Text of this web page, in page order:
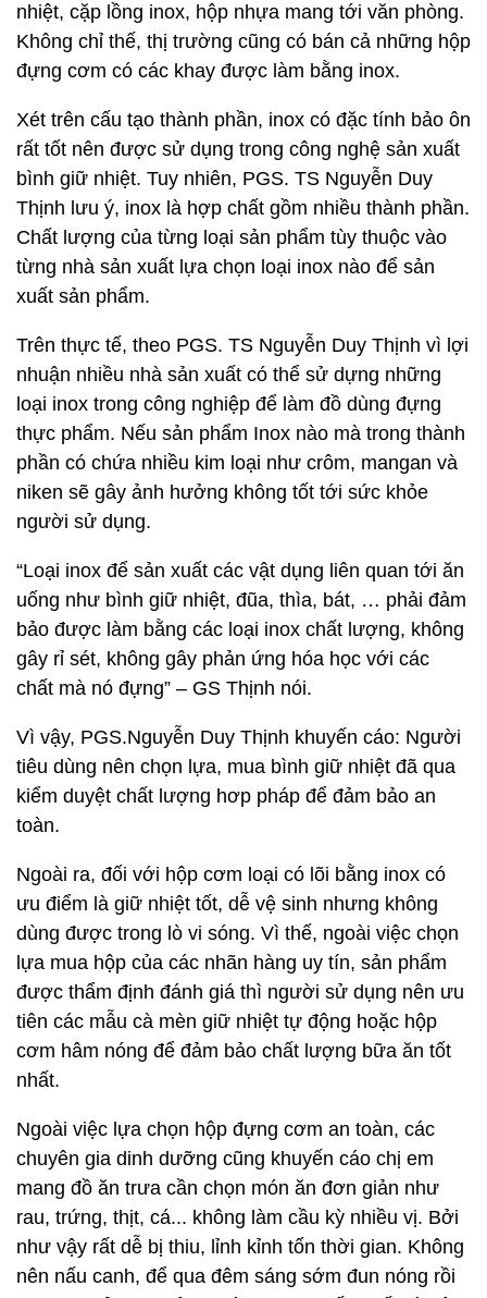
nhiệt, cặp lồng inox, hộp nhựa mang tới văn phòng.
Không chỉ thế, thị trường cũng có bán cả những hộp
đựng cơm có các khay được làm bằng inox.
Xét trên cấu tạo thành phần, inox có đặc tính bảo ôn
rất tốt nên được sử dụng trong công nghệ sản xuất
bình giữ nhiệt. Tuy nhiên, PGS. TS Nguyễn Duy
Thịnh lưu ý, inox là hợp chất gồm nhiều thành phần.
Chất lượng của từng loại sản phẩm tùy thuộc vào
từng nhà sản xuất lựa chọn loại inox nào để sản
xuất sản phẩm.
Trên thực tế, theo PGS. TS Nguyễn Duy Thịnh vì lợi
nhuận nhiều nhà sản xuất có thể sử dựng những
loại inox trong công nghiệp để làm đồ dùng đựng
thực phẩm. Nếu sản phẩm Inox nào mà trong thành
phần có chứa nhiều kim loại như crôm, mangan và
niken sẽ gây ảnh hưởng không tốt tới sức khỏe
người sử dụng.
“Loại inox để sản xuất các vật dụng liên quan tới ăn
uống như bình giữ nhiệt, đũa, thìa, bát, … phải đảm
bảo được làm bằng các loại inox chất lượng, không
gây rỉ sét, không gây phản ứng hóa học với các
chất mà nó đựng” – GS Thịnh nói.
Vì vậy, PGS.Nguyễn Duy Thịnh khuyến cáo: Người
tiêu dùng nên chọn lựa, mua bình giữ nhiệt đã qua
kiểm duyệt chất lượng hơp pháp để đảm bảo an
toàn.
Ngoài ra, đối với hộp cơm loại có lõi bằng inox có
ưu điểm là giữ nhiệt tốt, dễ vệ sinh nhưng không
dùng được trong lò vi sóng. Vì thế, ngoài việc chọn
lựa mua hộp của các nhãn hàng uy tín, sản phẩm
được thẩm định đánh giá thì người sử dụng nên ưu
tiên các mẫu cà mèn giữ nhiệt tự động hoặc hộp
cơm hâm nóng để đảm bảo chất lượng bữa ăn tốt
nhất.
Ngoài việc lựa chọn hộp đựng cơm an toàn, các
chuyên gia dinh dưỡng cũng khuyến cáo chị em
mang đồ ăn trưa cần chọn món ăn đơn giản như
rau, trứng, thịt, cá... không làm cầu kỳ nhiều vị. Bởi
như vậy rất dễ bị thiu, lỉnh kỉnh tốn thời gian. Không
nên nấu canh, để qua đêm sáng sớm đun nóng rồi